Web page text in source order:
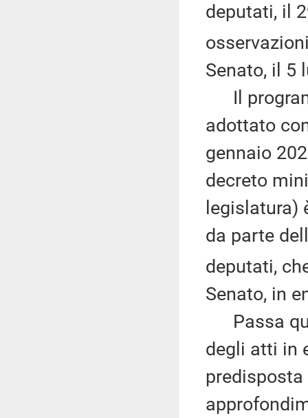
deputati, il
Senato, il 5
Il
adottato
gennaio
decreto
legislatura)
da parte
deputati,
Senato, in
Passa
degli atti in